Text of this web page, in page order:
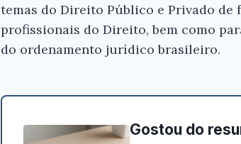
temas do Direito Público e Privado
profissionais do Direito, bem como
do ordenamento jurídico brasileiro.
Gostou do